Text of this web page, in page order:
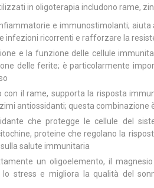
in oligoterapia includono rame,
e immunostimolanti;
infezioni ricorrenti e rafforzare la
e la funzione delle cellule
delle ferite; è particolarmente
con il rame, supporta la risposta
antiossidanti; questa combinazione
che protegge le cellule del
proteine che regolano la
salute immunitaria
un oligoelemento, il
stress e migliora la qualità del